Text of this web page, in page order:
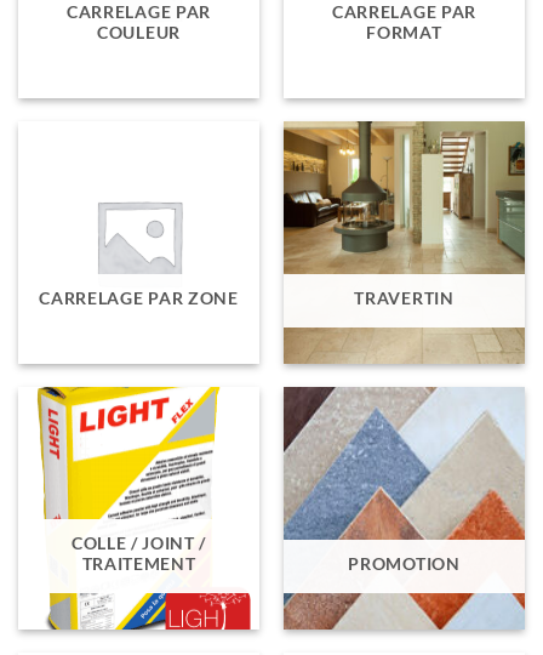
CARRELAGE PAR
COULEUR
CARRELAGE PAR
FORMAT
CARRELAGE PAR ZONE TRAVERTIN
COLLE / JOINT /
TRAITEMENT
PROMOTION